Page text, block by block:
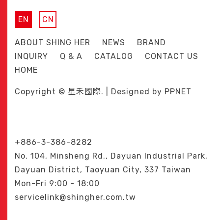
EN CN
ABOUT SHING HER NEWS
BRAND
INQUIRY
Q & A CATALOG
CONTACT US
HOME
Copyright © 星禾國際. | Designed by PPNET
+886-3-386-8282
No. 104, Minsheng Rd., Dayuan Industrial Park,
Dayuan District, Taoyuan City, 337 Taiwan
Mon-Fri 9:00 - 18:00
servicelink@shingher.com.tw